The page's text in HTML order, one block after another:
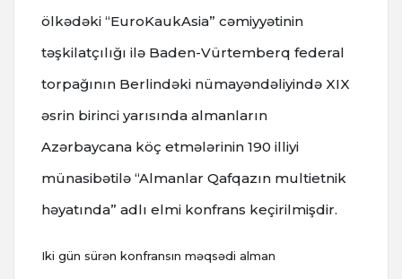
ölkədəki “EuroKaukAsia” cəmiyyətinin
təşkilatçılığı ilə Baden-Vürtemberq federal
torpağının Berlindəki nümayəndəliyində XIX
əsrin birinci yarısında almanların
Azərbaycana köç etmələrinin 190 illiyi
münasibətilə “Almanlar Qafqazın multietnik
həyatında” adlı elmi konfrans keçirilmişdir.
Iki gün sürən konfransın məqsədi alman